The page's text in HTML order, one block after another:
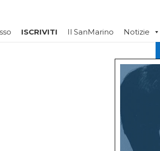
ISCRIVITI Il SanMarino Notizie